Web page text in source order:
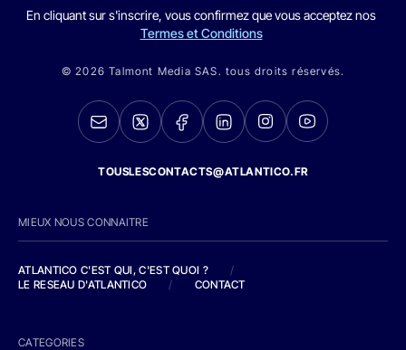
En cliquant sur s'inscrire, vous confirmez que vous acceptez nos
Termes et Conditions
© 2026 Talmont Media SAS. tous droits réservés.
TOUSLESCONTACTS@ATLANTICO.FR
MIEUX NOUS CONNAITRE
ATLANTICO C'EST QUI, C'EST QUOI ?
/
LE RESEAU D'ATLANTICO
/ CONTACT
CATEGORIES